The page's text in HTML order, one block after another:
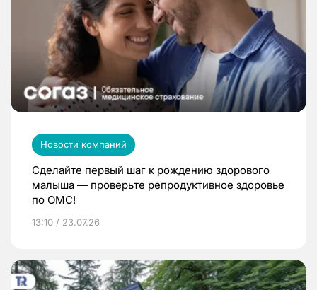
Новости компаний
Сделайте первый шаг к рождению здорового
малыша — проверьте репродуктивное здоровье
по ОМС!
13:10 / 23.07.26